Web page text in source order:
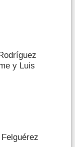
y Luis